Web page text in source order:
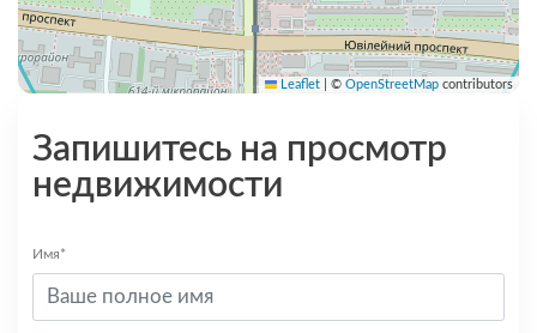
Leaflet © OpenStreetMap contributors
Запишитесь на просмотр
недвижимости
Имя*